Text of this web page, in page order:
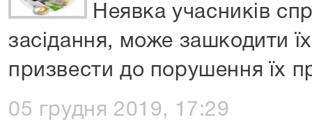
Неявка учасників
засідання, може зашкодити
призвести до порушення їх
05 грудня 2019, 17:29